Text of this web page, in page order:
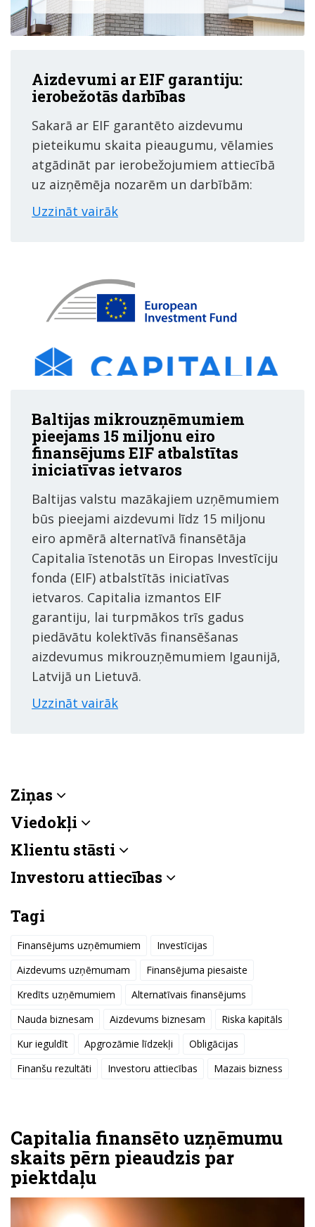
Aizdevumi ar EIF garantiju:
ierobežotās darbības
Sakarā ar EIF garantēto aizdevumu
pieteikumu skaita pieaugumu, vēlamies
atgādināt par ierobežojumiem attiecībā
uz aizņēmēja nozarēm un darbībām:
Uzzināt vairāk
Baltijas mikrouzņēmumiem
pieejams 15 miljonu eiro
finansējums EIF atbalstītas
iniciatīvas ietvaros
Baltijas valstu mazākajiem uzņēmumiem
būs pieejami aizdevumi līdz 15 miljonu
eiro apmērā alternatīvā finansētāja
Capitalia īstenotās un Eiropas Investīciju
fonda (EIF) atbalstītās iniciatīvas
ietvaros. Capitalia izmantos EIF
garantiju, lai turpmākos trīs gadus
piedāvātu kolektīvās finansēšanas
aizdevumus mikrouzņēmumiem Igaunijā,
Latvijā un Lietuvā.
Uzzināt vairāk
Capitalia finansēto uzņēmumu
skaits pērn pieaudzis par
piektdaļu
Ziņas
Viedokļi
Klientu stāsti
Investoru attiecības
Tagi
Finansējums uzņēmumiem
Investīcijas
Aizdevums uzņēmumam
Finansējuma piesaiste
Kredīts uzņēmumiem
Alternatīvais finansējums
Nauda biznesam
Aizdevums biznesam
Riska kapitāls
Kur ieguldīt
Apgrozāmie līdzekļi
Obligācijas
Finanšu rezultāti
Investoru attiecības Mazais bizness